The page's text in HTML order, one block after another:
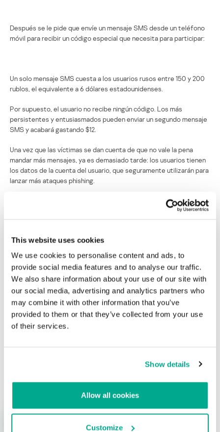
This website uses cookies
We use cookies to personalise content and ads, to
provide social media features and to analyse our traffic.
We also share information about your use of our site with
our social media, advertising and analytics partners who
may combine it with other information that you’ve
provided to them or that they’ve collected from your use
of their services.
Show details
Allow all cookies
Customize
Después se le pide que envíe un mensaje SMS desde un teléfono
móvil para recibir un código especial que necesita para participar:
Un solo mensaje SMS cuesta a los usuarios rusos entre 150 y 200
rublos, el equivalente a 6 dólares estadounidenses.
Por supuesto, el usuario no recibe ningún código. Los más
persistentes y entusiasmados pueden enviar un segundo mensaje
SMS y acabará gastando $12.
Una vez que las víctimas se dan cuenta de que no vale la pena
mandar más mensajes, ya es demasiado tarde: los usuarios tienen
los datos de la cuenta del usuario, que seguramente utilizarán para
lanzar más ataques phishing.
En este caso particular, los phishers intentan ganar dinero de los
Compañeros de clase
Su dirección de correo electrónico no será publicada. Los
campos obligatorios están marcados con*
Correo electrónico*